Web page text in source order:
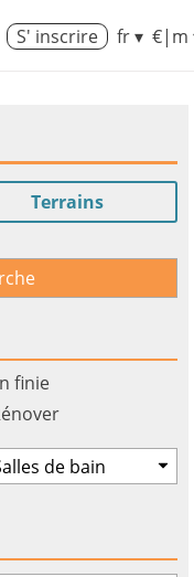
S' inscrire fr ▾ €|m
Terrains
finie